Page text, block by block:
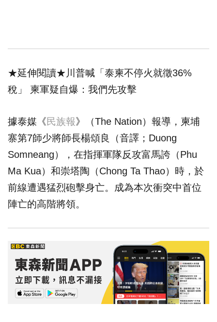
★延伸閱讀★ 川普喊「泰柬不停火就徵36%
稅」 柬軍疑自爆：我們先攻擊
據泰媒《民族報》（The Nation）報導，柬埔
寨第7師少將師長楊頌良（音譯；Duong
Somneang），在指揮軍隊反攻富馬誇（Phu
Ma Kua）和崇塔陶（Chong Ta Thao）時，於
前線遭遇猛烈砲擊身亡。成為本次衝突中首位
陣亡的高階將領。